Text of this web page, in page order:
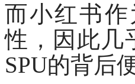
而小红书
性，因此几
SPU的背后